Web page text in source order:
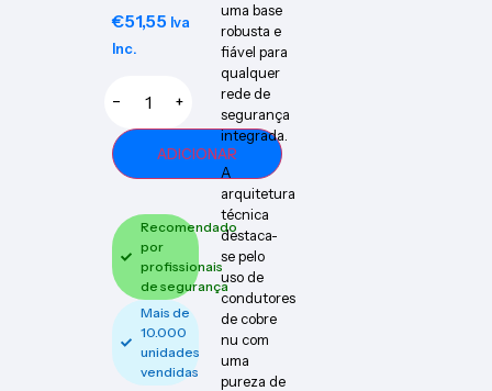
€51,55 Iva
Inc.
− +
ADICIONAR
Recomendado
por
profissionais
de segurança
Mais de
10.000
unidades
vendidas
uma base
robusta e
fiável para
qualquer
rede de
segurança
integrada.
A
arquitetura
técnica
destaca-
se pelo
uso de
condutores
de cobre
nu com
uma
pureza de